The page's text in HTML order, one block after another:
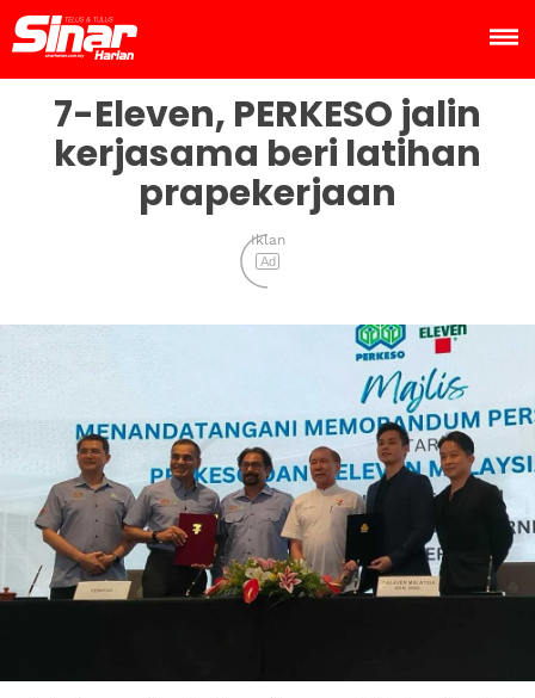
7-Eleven, PERKESO jalin
kerjasama beri latihan
prapekerjaan
Iklan
Ad